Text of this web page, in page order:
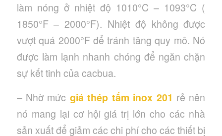
làm nóng ở nhiệt độ 1010°C – 1093°C (
1850°F – 2000°F). Nhiệt độ không được
vượt quá 2000°F để tránh tăng quy mô. Nó
được làm lạnh nhanh chóng để ngăn chặn
sự kết tinh của cacbua.
– Nhờ mức giá thép tấm inox 201 rẻ nên
nó mang lại cơ hội giá trị lớn cho các nhà
sản xuất để giảm các chi phí cho các thiết bị